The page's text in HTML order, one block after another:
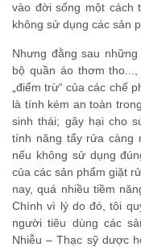
vào đời sống một cách
không sử dụng các sản
Nhưng đằng sau
bộ quần áo thơm
„điểm trừ“ của các chế
là tính kém an toàn
sinh thái; gây hại cho
tính năng tẩy rửa càng
nếu không sử dụng
của các sản phẩm giặt
nay, quá nhiều tiềm
Chính vì lý do đó, tôi
người tiêu dùng các
Nhiễu – Thạc sỹ dược